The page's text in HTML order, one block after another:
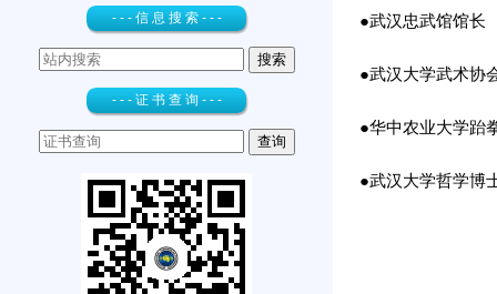
- - - 信 息 搜 索 - - -
- - - 证 书 查 询 - - -
●武汉忠武馆馆长
●武汉大学武术协
●华中农业大学跆
●武汉大学哲学博